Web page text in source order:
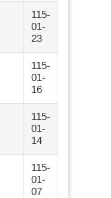
115-
01-
23
115-
01-
16
115-
01-
14
115-
01-
07